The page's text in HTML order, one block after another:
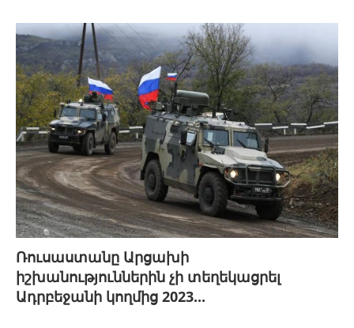
Ռուսաստանը Արցախի
իշխանություններին չի տեղեկացրել
Ադրբեջանի կողմից 2023...